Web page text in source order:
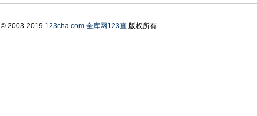
© 2003-2019 123cha.com 全库网123查版权所有